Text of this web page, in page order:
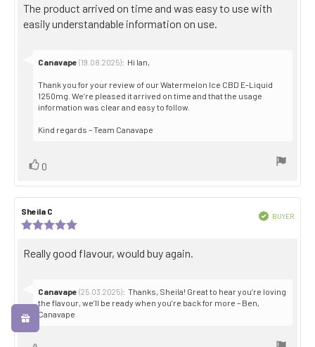
5
stars
Review
text:
The product arrived on time and was easy to use with
easily understandable information on use.
Reply
Canavape (19.08.2025): Hi Ian,
Thank you for your review of our Watermelon Ice CBD E-Liquid
1250mg. We’re pleased it arrived on time and that the usage
information was clear and easy to follow.
Kind regards – Team Canavape
Vote
0
Review
author:
Sheila C
date:
out
stars
VerifiedBUYER
Review
Really good flavour, would buy again.
Reply
from:
Canavape (25.03.2025): Thanks, Sheila! Great to hear you’re loving
the flavour, we’ll be ready when you’re back for more – Ben,
Canavape